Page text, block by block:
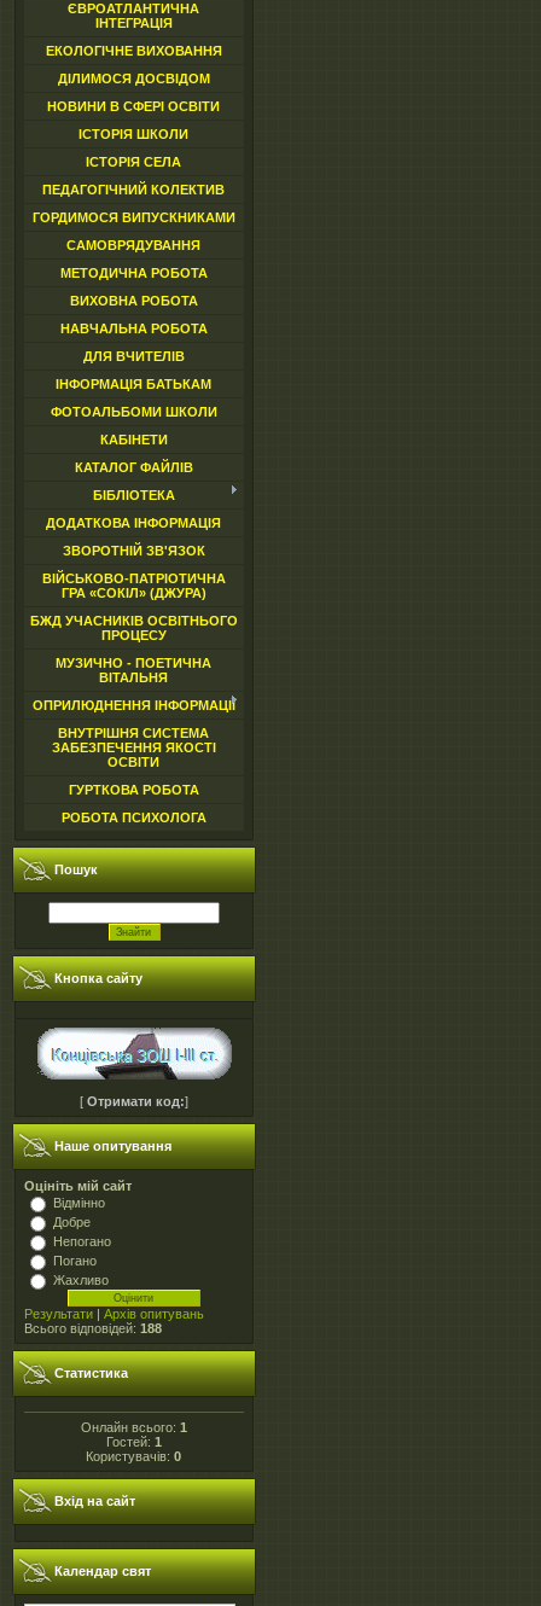
ЄВРОАТЛАНТИЧНА
ІНТЕГРАЦІЯ
ЕКОЛОГІЧНЕ ВИХОВАННЯ
ДІЛИМОСЯ ДОСВІДОМ
НОВИНИ В СФЕРІ ОСВІТИ
ІСТОРІЯ ШКОЛИ
ІСТОРІЯ СЕЛА
ПЕДАГОГІЧНИЙ КОЛЕКТИВ
ГОРДИМОСЯ ВИПУСКНИКАМИ
САМОВРЯДУВАННЯ
МЕТОДИЧНА РОБОТА
ВИХОВНА РОБОТА
НАВЧАЛЬНА РОБОТА
ДЛЯ ВЧИТЕЛІВ
ІНФОРМАЦІЯ БАТЬКАМ
ФОТОАЛЬБОМИ ШКОЛИ
КАБІНЕТИ
КАТАЛОГ ФАЙЛІВ
БІБЛІОТЕКА
ДОДАТКОВА ІНФОРМАЦІЯ
ЗВОРОТНІЙ ЗВ'ЯЗОК
ВІЙСЬКОВО-ПАТРІОТИЧНА
ГРА «СОКІЛ» (ДЖУРА)
БЖД УЧАСНИКІВ ОСВІТНЬОГО
ПРОЦЕСУ
МУЗИЧНО - ПОЕТИЧНА
ВІТАЛЬНЯ
ОПРИЛЮДНЕННЯ ІНФОРМАЦІЇ
ВНУТРІШНЯ СИСТЕМА
ЗАБЕЗПЕЧЕННЯ ЯКОСТІ
ОСВІТИ
ГУРТКОВА РОБОТА
РОБОТА ПСИХОЛОГА
Пошук
Кнопка сайту
[ Отримати код:]
Наше опитування
Оцініть мій сайт
Відмінно
Добре
Непогано
Погано
Жахливо
Результати | Архів опитувань
Всього відповідей: 188
Статистика
Онлайн всього: 1
Гостей: 1
Користувачів:0
Вхід на сайт
Календар свят